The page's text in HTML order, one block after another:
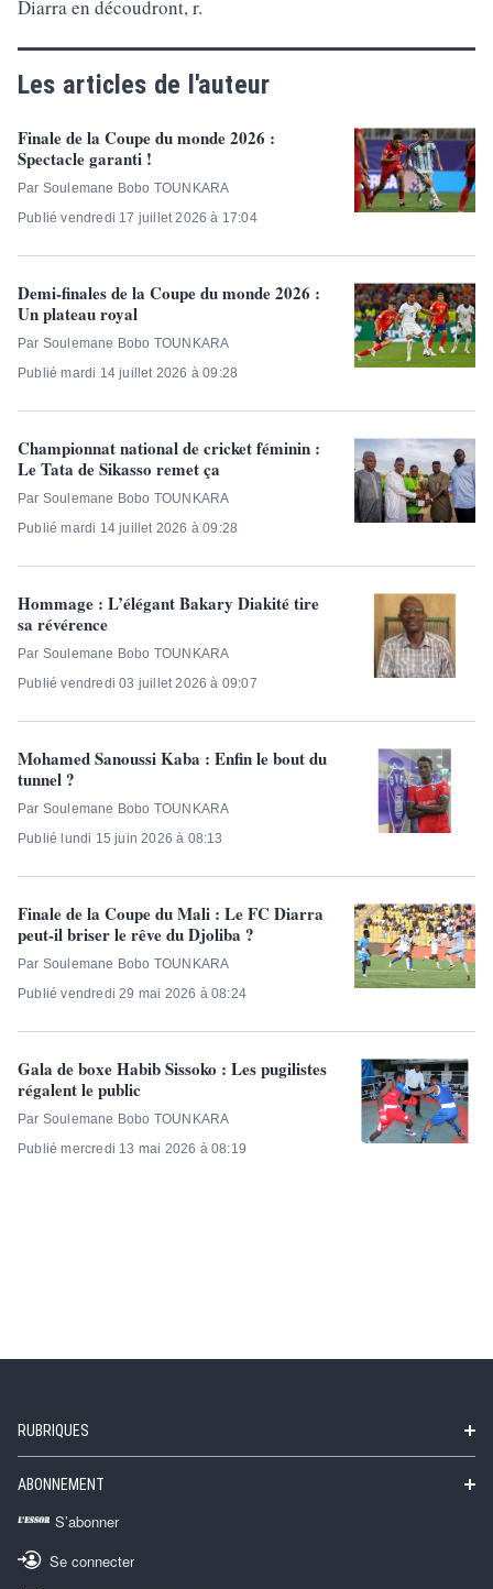
Diarra en découdront, r.
Les articles de l'auteur
Finale de la Coupe du monde 2026 :
Spectacle garanti !
Par Soulemane Bobo TOUNKARA
Publié vendredi 17 juillet 2026 à 17:04
Demi-finales de la Coupe du monde 2026 :
Un plateau royal
Par Soulemane Bobo TOUNKARA
Publié mardi 14 juillet 2026 à 09:28
Championnat national de cricket féminin :
Le Tata de Sikasso remet ça
Par Soulemane Bobo TOUNKARA
Publié mardi 14 juillet 2026 à 09:28
Hommage : L’élégant Bakary Diakité tire
sa révérence
Par Soulemane Bobo TOUNKARA
Publié vendredi 03 juillet 2026 à 09:07
Mohamed Sanoussi Kaba : Enfin le bout du
tunnel ?
Par Soulemane Bobo TOUNKARA
Publié lundi 15 juin 2026 à 08:13
Finale de la Coupe du Mali : Le FC Diarra
peut-il briser le rêve du Djoliba ?
Par Soulemane Bobo TOUNKARA
Publié vendredi 29 mai 2026 à 08:24
Gala de boxe Habib Sissoko : Les pugilistes
régalent le public
Par Soulemane Bobo TOUNKARA
Publié mercredi 13 mai 2026 à 08:19
RUBRIQUES
ABONNEMENT
S’abonner
Se connecter